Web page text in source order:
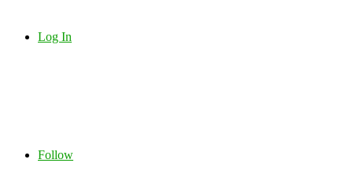
Log In
Follow